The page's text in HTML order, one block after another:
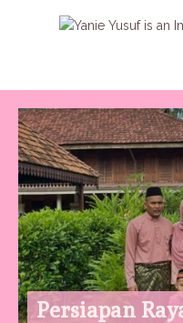
Persiapan